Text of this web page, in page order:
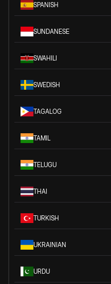
SPANISH
SUNDANESE
SWAHILI
SWEDISH
TAGALOG
TAMIL
TELUGU
THAI
TURKISH
UKRAINIAN
URDU